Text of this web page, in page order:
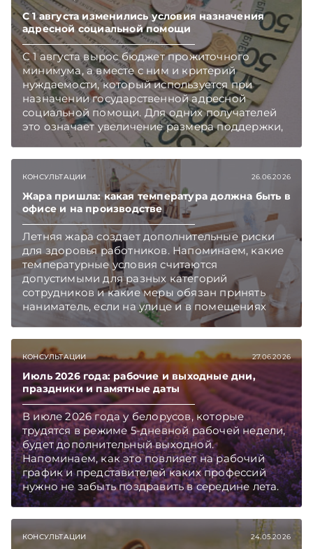
С 1 августа изменились условия назначения
адресной социальной помощи
С 1 августа вырос бюджет прожиточного
минимума, а вместе с ним и критерий
нуждаемости, который используется при
назначении государственной адресной
социальной помощи. Для одних получателей
это означает увеличение размера поддержки,
а для других повышение порога дохода
помощью. Подписывайтесь на Telegram‑канал
и Viber. Главное об экономике Беларуси —
раньше, чем в новостях TelegramViber
КОНСУЛЬТАЦИИ 26.06.2026
Жара пришла: какая температура должна быть в
офисе и на производстве
Летняя жара создает дополнительные риски
для здоровья работников. Напоминаем, какие
температурные условия считаются
допустимыми для разных категорий
сотрудников и какие меры обязан принять
наниматель, если на улице и в помещениях
становится слишком жарко.
КОНСУЛЬТАЦИИ 27.06.2026
Июль 2026 года: рабочие и выходные дни,
праздники и памятные даты
В июле 2026 года у белорусов, которые
трудятся в режиме 5-дневной рабочей недели,
будет дополнительный выходной.
Напоминаем, как это повлияет на рабочий
график и представителей каких профессий
нужно не забыть поздравить в середине лета.
КОНСУЛЬТАЦИИ 24.05.2026